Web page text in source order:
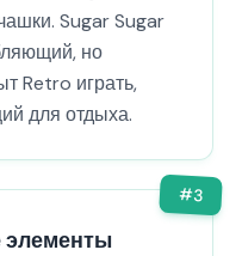
Sugar Sugar
но
Retro играть,
для отдыха.
#3